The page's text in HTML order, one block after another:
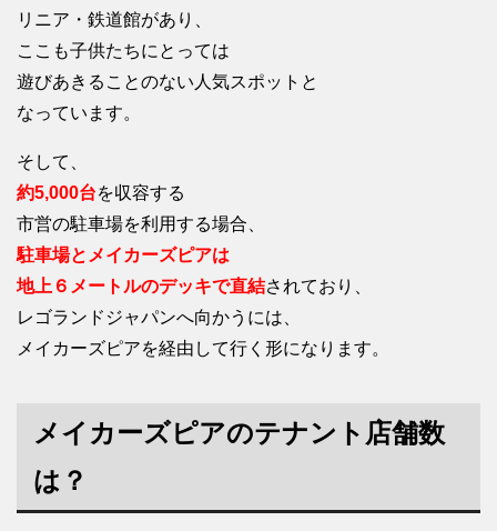
リニア・鉄道館があり、
ここも子供たちにとっては
遊びあきることのない人気スポットと
なっています。
そして、
約5,000台を収容する
市営の駐車場を利用する場合、
駐車場とメイカーズピアは
地上６メートルのデッキで直結されており、
レゴランドジャパンへ向かうには、
メイカーズピアを経由して行く形になります。
メイカーズピアのテナント店舗数
は？